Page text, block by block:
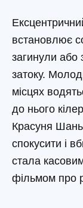
встановлює
загинули
затоку.
місцях
до нього
Красуня Шань
спокусити і
стала
фільмом про